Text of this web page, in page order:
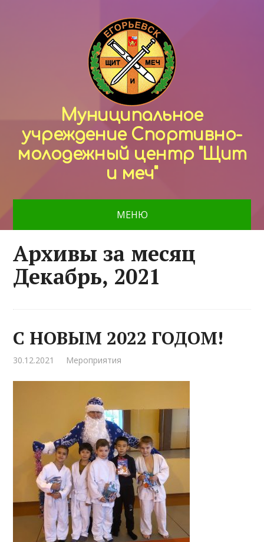
Муниципальное
учреждение Спортивно-
молодежный центр "Щит
и меч"
МЕНЮ
Архивы за месяц
Декабрь, 2021
С НОВЫМ 2022 ГОДОМ!
30.12.2021 Мероприятия